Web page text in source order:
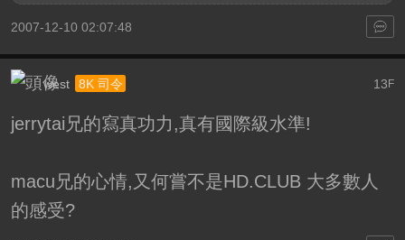
2007-12-10 02:07:48
13 F
west 8K 司令
jerrytai兄的寫真功力,真有國際級水準!
macu兄的心情,又何嘗不是HD.CLUB 大多數人
的感受?